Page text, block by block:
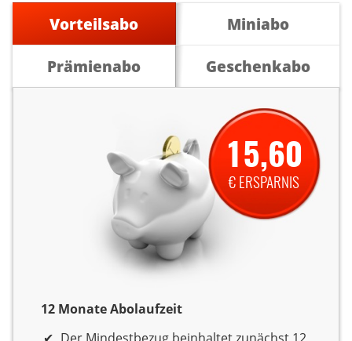
Vorteilsabo
Miniabo
Prämienabo
Geschenkabo
12 Monate Abolaufzeit
12 Monate Laufzeit
15,60
€ ERSPARNIS